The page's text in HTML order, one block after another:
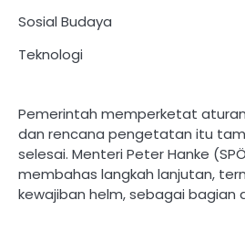
Sosial Budaya
Teknologi
Pemerintah memperketat
dan rencana pengetatan itu
selesai. Menteri Peter Hanke
membahas langkah lanjutan,
kewajiban helm, sebagai bagian